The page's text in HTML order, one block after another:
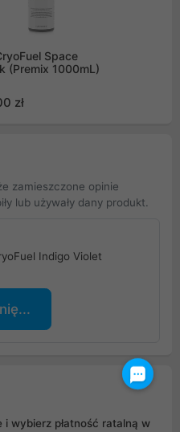
Space
(Premix 1000mL)
zł
zamieszczone opinie
lub używały dany produkt.
Indigo Violet
i wybierz płatność ratalną w